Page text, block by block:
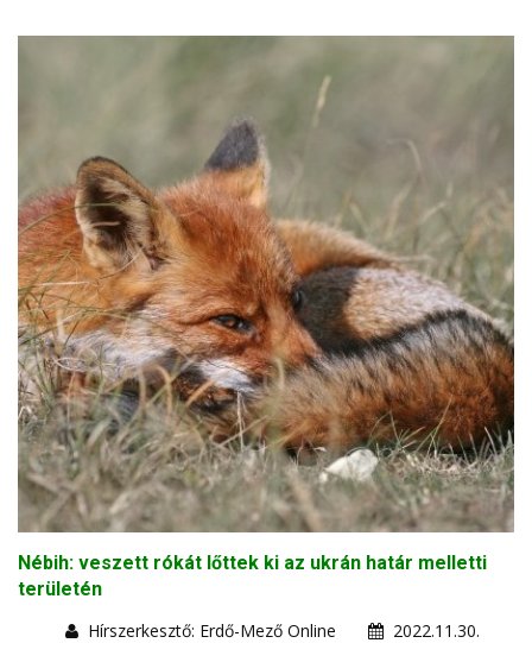
Nébih: veszett rókát lőttek ki az ukrán határ melletti
területén
Hírszerkesztő: Erdő-Mező Online
2022.11.30.